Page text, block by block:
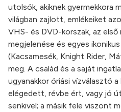
utolsók, akiknek gyermekkora
világban zajlott, emlékeiket
VHS- és DVD-korszak, az
megjelenése és egyes
(Kacsamesék, Knight Rider,
meg. A család és a saját
ugyanakkor óriási vízválasztó
elégedett, révbe ért, vagy jó
senkivel; a másik fele viszont